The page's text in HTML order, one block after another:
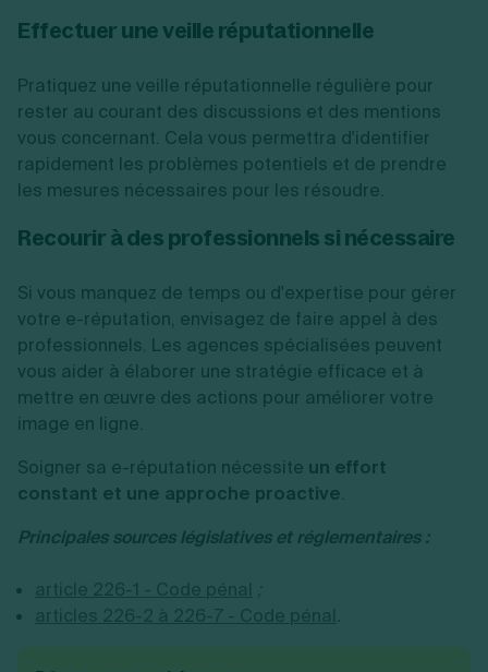
Effectuer une veille réputationnelle
Pratiquez une veille réputationnelle régulière pour
rester au courant des discussions et des mentions
vous concernant. Cela vous permettra d'identifier
rapidement les problèmes potentiels et de prendre
les mesures nécessaires pour les résoudre.
Recourir à des professionnels si nécessaire
Si vous manquez de temps ou d'expertise pour gérer
votre e-réputation, envisagez de faire appel à des
professionnels. Les agences spécialisées peuvent
vous aider à élaborer une stratégie efficace et à
mettre en œuvre des actions pour améliorer votre
image en ligne.
Soigner sa e-réputation nécessite un effort
constant et une approche proactive.
Principales sources législatives et réglementaires :
article 226-1 - Code pénal ;
articles 226-2 à 226-7 - Code pénal.